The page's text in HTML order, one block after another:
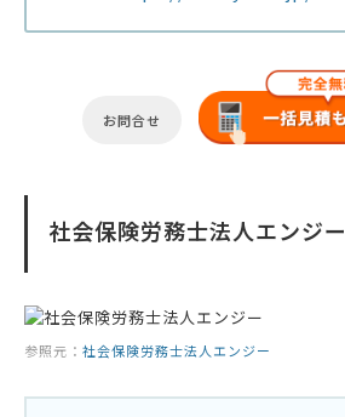
お問合せ
社会保険労務士法人エンジー
参照元： 社会保険労務士法人エンジー